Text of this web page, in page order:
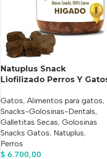
Natuplus Snack
Liofilizado Perros Y
Gatos, Alimentos para gatos,
Snacks-Golosinas-Dentals,
Galletitas Secas, Golosinas
Snacks Gatos, Natuplus,
Perros
$ 6.700,00